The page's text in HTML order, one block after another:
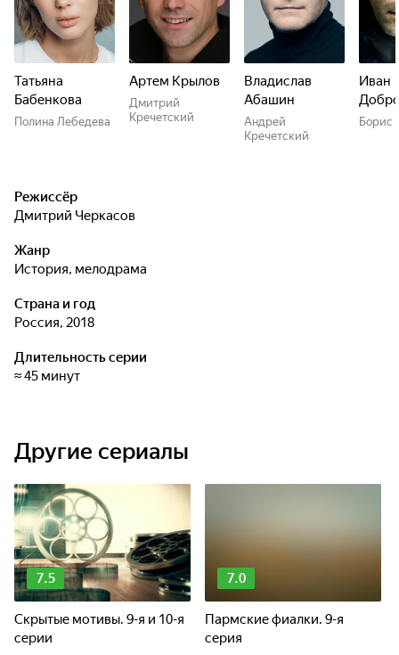
Татьяна
Бабенкова
Полина Лебедева
Артем Крылов
Дмитрий
Кречетский
Владислав
Абашин
Андрей
Кречетский
Иван
Борис
Режиссёр
Дмитрий Черкасов
Жанр
история, мелодрама
Страна и год
Россия, 2018
Длительность серии
≈ 45 минут
Другие сериалы
7.5
Скрытые мотивы. 9-я и 10-я
серии
7.0
Пармские фиалки. 9-я
серия